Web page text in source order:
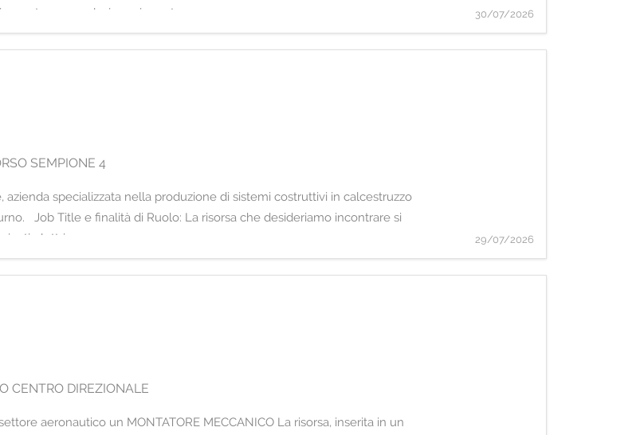
scorte e segnalazione riassort
30/07/2026
SEMPIONE 4
specializzata nella produzione di sistemi costruttivi in calcestruzzo
Job Title e finalità di Ruolo: La risorsa che desideriamo incontrare si
elettri
29/07/2026
CENTRO DIREZIONALE
aeronautico un MONTATORE MECCANICO La risorsa, inserita in un